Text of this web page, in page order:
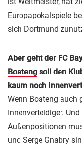
Europapokalspiele
sich Dortmund
Aber geht der FC
Boateng soll den
kaum noch
Wenn Boateng auch
Innenverteidiger.
Außenpositionen
und Serge Gnabry